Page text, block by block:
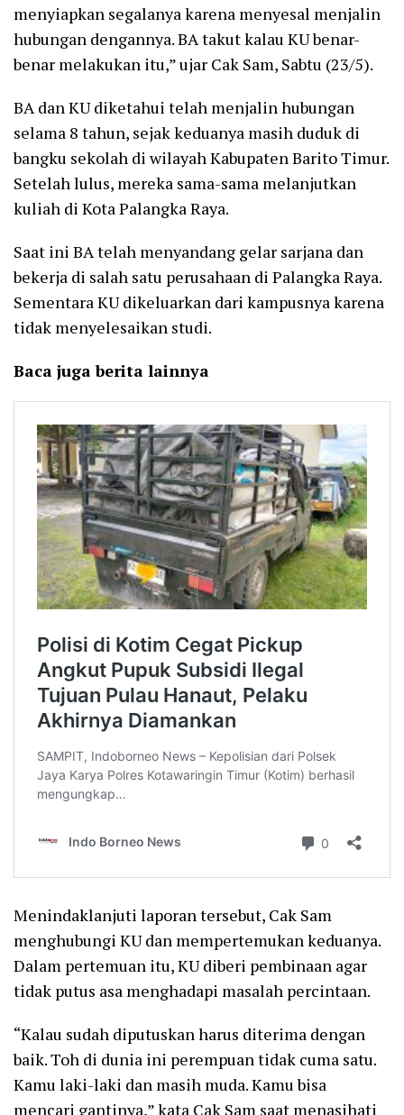
menyiapkan segalanya karena menyesal menjalin
hubungan dengannya. BA takut kalau KU benar-
benar melakukan itu,” ujar Cak Sam, Sabtu (23/5).
BA dan KU diketahui telah menjalin hubungan
selama 8 tahun, sejak keduanya masih duduk di
bangku sekolah di wilayah Kabupaten Barito Timur.
Setelah lulus, mereka sama-sama melanjutkan
kuliah di Kota Palangka Raya.
Saat ini BA telah menyandang gelar sarjana dan
bekerja di salah satu perusahaan di Palangka Raya.
Sementara KU dikeluarkan dari kampusnya karena
tidak menyelesaikan studi.
Baca juga berita lainnya
Menindaklanjuti laporan tersebut, Cak Sam
menghubungi KU dan mempertemukan keduanya.
Dalam pertemuan itu, KU diberi pembinaan agar
tidak putus asa menghadapi masalah percintaan.
“Kalau sudah diputuskan harus diterima dengan
baik. Toh di dunia ini perempuan tidak cuma satu.
Kamu laki-laki dan masih muda. Kamu bisa
mencari gantinya,” kata Cak Sam saat menasihati